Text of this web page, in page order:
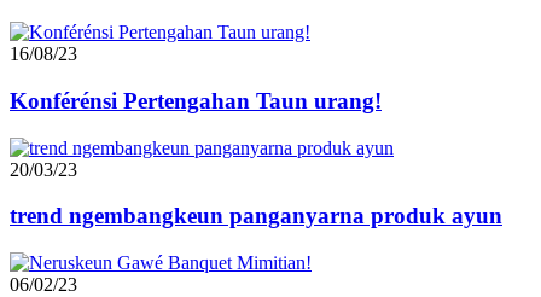
16/08/23
Konférénsi Pertengahan Taun urang!
20/03/23
trend ngembangkeun panganyarna produk ayun
06/02/23